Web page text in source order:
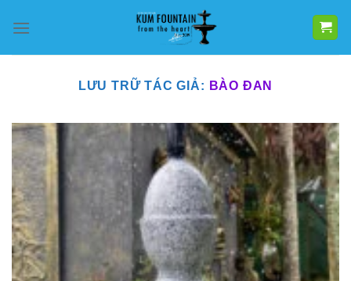
qua
LƯU TRỮ TÁC GIẢ: BÀO ĐAN